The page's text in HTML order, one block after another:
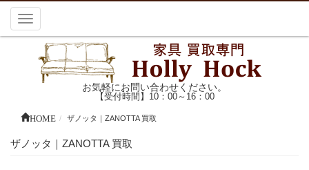
お気軽にお問い合わせください。
【受付時間】10：00～16：00
Toggle
navigation
HOME ザノッタ｜ZANOTTA 買取
ザノッタ｜ZANOTTA 買取